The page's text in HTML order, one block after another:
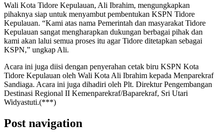
Wali Kota Tidore Kepulauan, Ali Ibrahim, mengungkapkan
pihaknya siap untuk menyambut pembentukan KSPN Tidore
Kepulauan. “Kami atas nama Pemerintah dan masyarakat Tidore
Kepulauan sangat mengharapkan dukungan berbagai pihak dan
kami akan lalui semua proses itu agar Tidore ditetapkan sebagai
KSPN,” ungkap Ali.
Acara ini juga diisi dengan penyerahan cetak biru KSPN Kota
Tidore Kepulauan oleh Wali Kota Ali Ibrahim kepada Menparekraf
Sandiaga. Acara ini juga dihadiri oleh Plt. Direktur Pengembangan
Destinasi Regional II Kemenparekraf/Baparekraf, Sri Utari
Widyastuti.(***)
Post navigation